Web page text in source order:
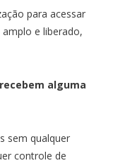
para acessar
e liberado,
alguma
sem qualquer
controle de